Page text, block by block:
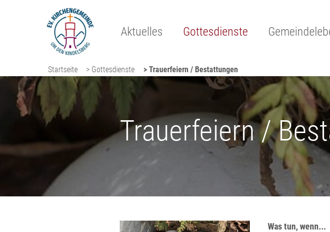
Aktuelles Gottesdienste
Startseite > Gottesdienste > Trauerfeiern / Bestattungen
Trauerfeiern /
Was tun, wenn...